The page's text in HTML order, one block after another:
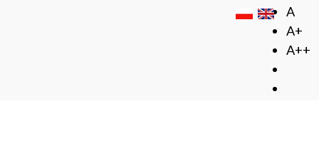
A
A+
A++